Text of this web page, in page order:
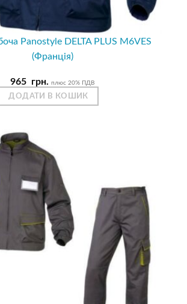
Panostyle DELTA PLUS M6VES
(Франція)
965 грн. плюс 20% ПДВ
ДОДАТИ В КОШИК